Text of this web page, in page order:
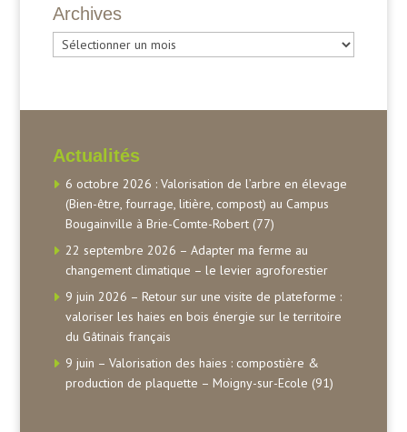
Archives
Archives
Actualités
6 octobre 2026 : Valorisation de l’arbre en élevage
(Bien-être, fourrage, litière, compost) au Campus
Bougainville à Brie-Comte-Robert (77)
22 septembre 2026 – Adapter ma ferme au
changement climatique – le levier agroforestier
9 juin 2026 – Retour sur une visite de plateforme :
valoriser les haies en bois énergie sur le territoire
du Gâtinais français
9 juin – Valorisation des haies : compostière &
production de plaquette – Moigny-sur-Ecole (91)